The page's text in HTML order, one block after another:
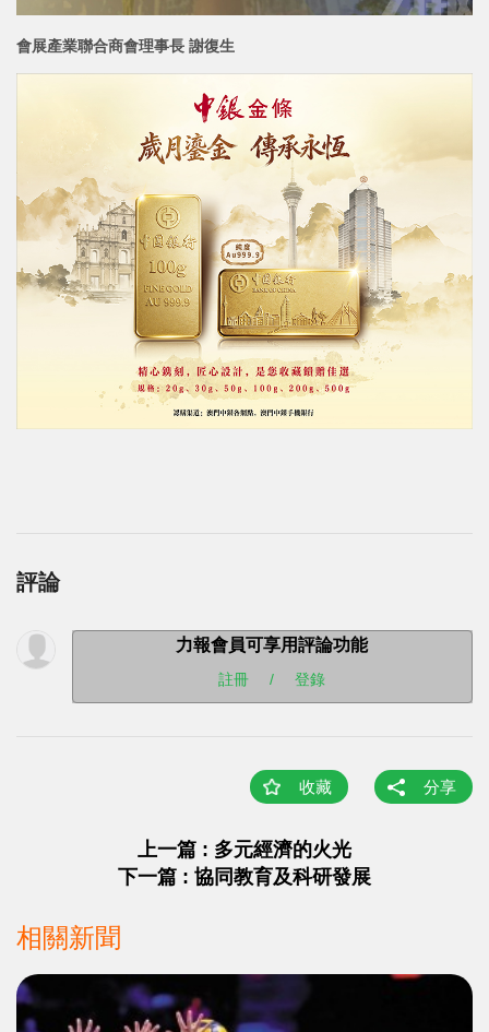
會展產業聯合商會理事長 謝復生
評論
力報會員可享用評論功能
註冊 / 登錄
收藏 分享
上一篇 : 多元經濟的火光
下一篇 : 協同教育及科研發展
相關新聞